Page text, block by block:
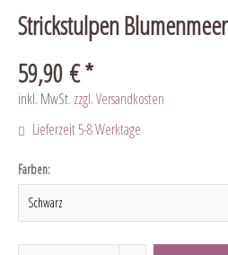
Strickstulpen Blumenmeer
59,90 € *
inkl. MwSt. zzgl. Versandkosten
Lieferzeit 5-8 Werktage
Farben: